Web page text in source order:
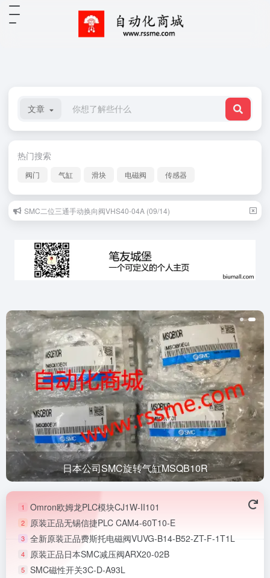
文章
热门搜索
阀门 气缸 滑块 电磁阀 传感器
SMC二位三通手动换向阀VHS40-04A (09/14)
日本公司SMC旋转气缸MSQB10R
1 Omron欧姆龙PLC模块CJ1W-II101
2 原装正品无锡信捷PLC CAM4-60T10-E
3 全新原装正品费斯托电磁阀VUVG-B14-B52-ZT-F-1T1L
4 原装正品日本SMC减压阀ARX20-02B
5 SMC磁性开关3C-D-A93L